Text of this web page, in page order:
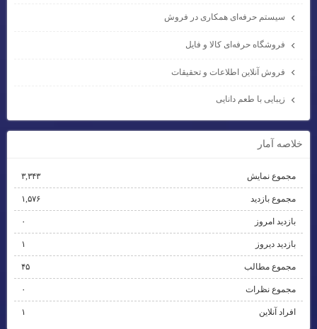
سیستم حرفه‌ای همکاری در فروش
فروشگاه حرفه‌ای کالا و فایل
فروش آنلاین اطلاعات و تحقیقات
زیبایی با طعم دانایی
خلاصه آمار
مجموع نمایش‌ ۳,۳۴۳
مجموع بازدید ۱,۵۷۶
بازدید امروز ۰
بازدید دیروز ۱
مجموع مطالب ۴۵
مجموع نظرات ۰
افراد آنلاین ۱